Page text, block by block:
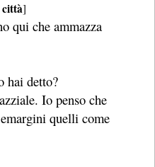
]
qui che ammazza
hai detto?
Io penso che
quelli come